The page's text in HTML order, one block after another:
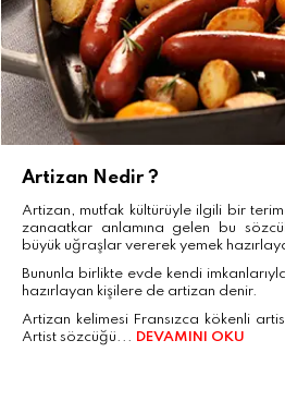
Artizan Nedir ?
Artizan, mutfak kültürüyle ilgili bir
zanaatkar anlamına gelen bu
büyük uğraşlar vererek yemek
Bununla birlikte evde kendi
hazırlayan kişilere de artizan denir.
Artizan kelimesi Fransızca kökenli
Artist sözcüğü... DEVAMINI OKU